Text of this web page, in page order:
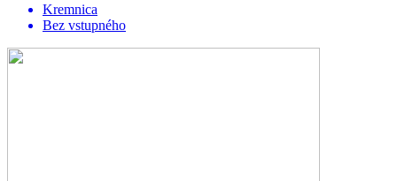
Kremnica
Bez vstupného